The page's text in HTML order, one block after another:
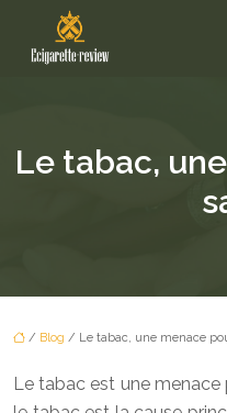
Le tabac,
/ Blog / Le tabac, une menace
Le tabac est une menace